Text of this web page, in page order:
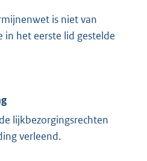
is niet van
in het eerste lid gestelde
lijkbezorgingsrechten
verleend.